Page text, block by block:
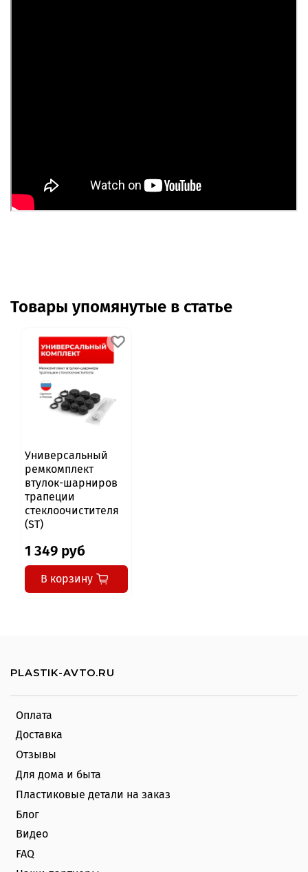
Товары упомянутые в статье
Универсальный
ремкомплект
втулок-шарниров
трапеции
стеклоочистителя
(ST)
1 349 руб
В корзину
Оплата
Доставка
Отзывы
Для дома и быта
Пластиковые детали на заказ
Блог
Видео
FAQ
PLASTIK-AVTO.RU